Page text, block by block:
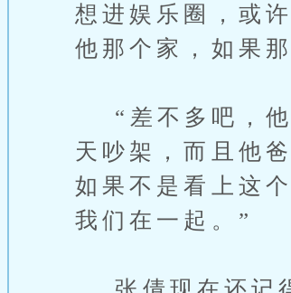
想进娱乐圈，或
他那个家，如果
“差不多吧，他
天吵架，而且他
如果不是看上这
我们在一起。”